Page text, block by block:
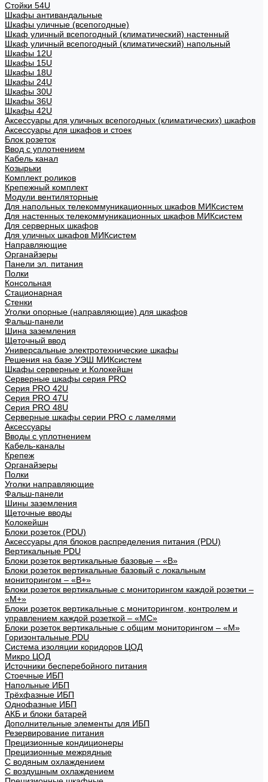
Стойки 54U
Шкафы антивандальные
Шкафы уличные (всепогодные)
Шкаф уличный всепогодный (климатический) настенный
Шкаф уличный всепогодный (климатический) напольный
Шкафы 12U
Шкафы 15U
Шкафы 18U
Шкафы 24U
Шкафы 30U
Шкафы 36U
Шкафы 42U
Аксессуары для уличных всепогодных (климатических) шкафов
Аксессуары для шкафов и стоек
Блок розеток
Ввод с уплотнением
Кабель канал
Козырьки
Комплект роликов
Крепежный комплект
Модули вентиляторные
Для напольных телекоммуникационных шкафов МИКсистем
Для настенных телекоммуникационных шкафов МИКсистем
Для серверных шкафов
Для уличных шкафов МИКсистем
Направляющие
Органайзеры
Панели эл. питания
Полки
Консольная
Стационарная
Стенки
Уголки опорные (направляющие) для шкафов
Фальш-панели
Шина заземления
Щеточный ввод
Универсальные электротехнические шкафы
Решения на базе УЭШ МИКсистем
Шкафы серверные и Колокейшн
Серверные шкафы серия PRO
Серия PRO 42U
Серия PRO 47U
Серия PRO 48U
Серверные шкафы серии PRO с ламелями
Аксессуары
Вводы с уплотнением
Кабель-каналы
Крепеж
Органайзеры
Полки
Уголки направляющие
Фальш-панели
Шины заземления
Щеточные вводы
Колокейшн
Блоки розеток (PDU)
Аксессуары для блоков распределения питания (PDU)
Вертикальные PDU
Блоки розеток вертикальные базовые – «В»
Блоки розеток вертикальные базовый с локальным
мониторингом – «В+»
Блоки розеток вертикальные с мониторингом каждой розетки –
«М+»
Блоки розеток вертикальные с мониторингом, контролем и
управлением каждой розеткой – «МС»
Блоки розеток вертикальные с общим мониторингом – «М»
Горизонтальные PDU
Система изоляции коридоров ЦОД
Микро ЦОД
Источники бесперебойного питания
Стоечные ИБП
Напольные ИБП
Трёхфазные ИБП
Однофазные ИБП
АКБ и блоки батарей
Дополнительные элементы для ИБП
Резервирование питания
Прецизионные кондиционеры
Прецизионные межрядные
С водяным охлаждением
С воздушным охлаждением